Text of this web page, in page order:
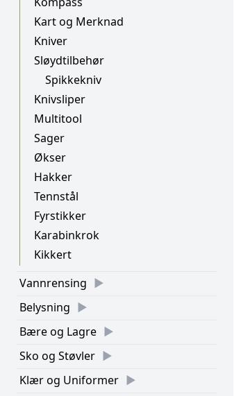
Kart og Merknad
Kniver
Sløydtilbehør
Spikkekniv
Knivsliper
Multitool
Sager
Økser
Hakker
Tennstål
Fyrstikker
Karabinkrok
Kikkert
Vannrensing
Belysning
Bære og Lagre
Sko og Støvler
Klær og Uniformer